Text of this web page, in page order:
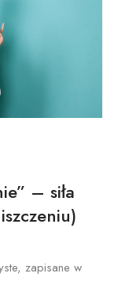
– siła
zapisane w